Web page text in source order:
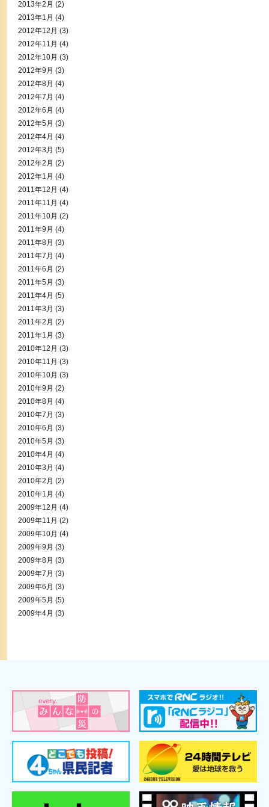
2013年2月 (2)
2013年1月 (4)
2012年12月 (3)
2012年11月 (4)
2012年10月 (3)
2012年9月 (3)
2012年8月 (4)
2012年7月 (4)
2012年6月 (4)
2012年5月 (3)
2012年4月 (4)
2012年3月 (5)
2012年2月 (2)
2012年1月 (4)
2011年12月 (4)
2011年11月 (4)
2011年10月 (2)
2011年9月 (4)
2011年8月 (3)
2011年7月 (4)
2011年6月 (2)
2011年5月 (3)
2011年4月 (5)
2011年3月 (3)
2011年2月 (2)
2011年1月 (3)
2010年12月 (3)
2010年11月 (3)
2010年10月 (3)
2010年9月 (2)
2010年8月 (4)
2010年7月 (3)
2010年6月 (3)
2010年5月 (3)
2010年4月 (4)
2010年3月 (4)
2010年2月 (2)
2010年1月 (4)
2009年12月 (4)
2009年11月 (2)
2009年10月 (4)
2009年9月 (3)
2009年8月 (3)
2009年7月 (3)
2009年6月 (3)
2009年5月 (5)
2009年4月 (3)